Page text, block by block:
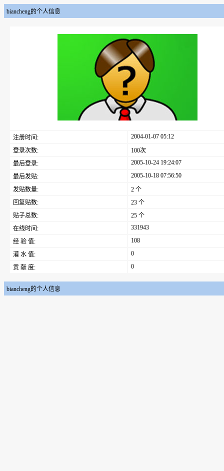
biancheng的个人信息
注册时间:
2004-01-07 05:12
登录次数:
100次
最后登录:
2005-10-24 19:24:07
最后发贴:
2005-10-18 07:56:50
发贴数量:
2 个
回复贴数:
23 个
贴子总数:
25 个
在线时间:
331943
经 验 值:
108
灌 水 值:
0
贡 献 度:
0
biancheng的个人信息